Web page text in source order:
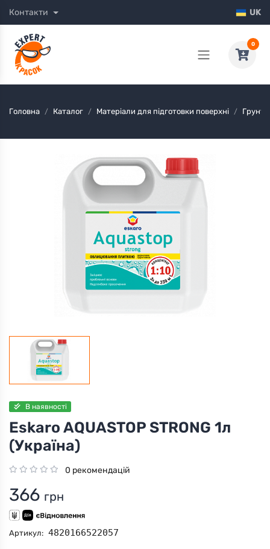
Контакти UK
0
Головна Каталог Матеріали для підготовки поверхні
В наявності
Eskaro AQUASTOP STRONG 1л
(Україна)
0 рекомендацій
366 грн
Артикул: 4820166522057